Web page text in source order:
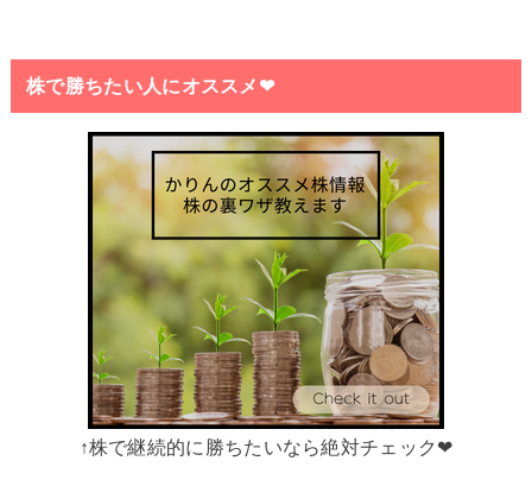
株で勝ちたい人にオススメ❤
↑株で継続的に勝ちたいなら絶対チェック❤